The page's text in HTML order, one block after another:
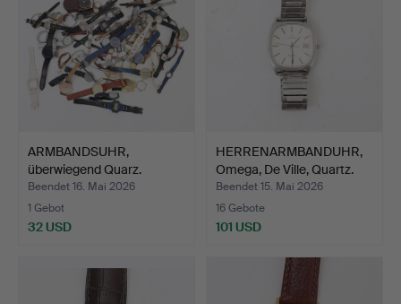
ARMBANDSUHR,
überwiegend Quarz.
Beendet 16. Mai 2026
1 Gebot
32 USD
HERRENARMBANDUHR,
Omega, De Ville, Quartz.
Beendet 15. Mai 2026
16 Gebote
101 USD